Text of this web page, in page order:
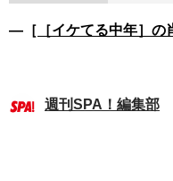
―［ ［イケてる中年］の
週刊SPA！編集部